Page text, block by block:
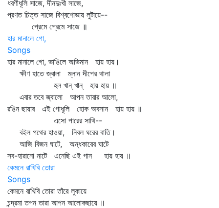
ধরণীধূলি সাজে, দীনদুঃখী সাজে,
প্রণত চিত্ত সাজে বিশ্বশোভায় লুটায়ে--
প্রেমে প্রেমে সাজে ॥
হার মানালে গো,
Songs
হার মানালে গো, ভাঙিলে অভিমান হায় হায়।
ক্ষীণ হাতে জ্বালা ম্লান দীপের থালা
হল খান্‌ খান্‌ হায় হায় ॥
এবার তবে জ্বালো আপন তারার আলো,
রঙিন ছায়ার এই গোধূলি হোক অবসান হায় হায় ॥
এসো পারের সাথি--
বইল পথের হাওয়া, নিবল ঘরের বাতি।
আজি বিজন ঘাটে, অন্ধকারের ঘাটে
সব-হারানো নাটে এনেছি এই গান হায় হায় ॥
কেমনে রাখিবি তোরা
Songs
কেমনে রাখিবি তোরা তাঁরে লুকায়ে
চন্দ্রমা তপন তারা আপন আলোকছায়ে ॥